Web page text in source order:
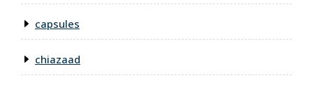
capsules
chiazaad